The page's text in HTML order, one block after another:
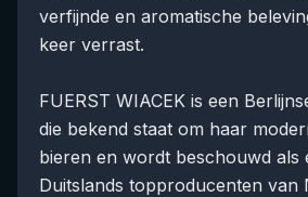
verfijnde en aromatische
keer verrast.
FUERST WIACEK is een
die bekend staat om haar
bieren en wordt beschouwd als
Duitslands topproducenten van